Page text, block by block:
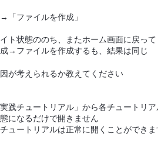
「ファイルを作成」
ト状態ののち、またホーム画面に戻っ
→ファイルを作成するも、結果は同じ
が考えられるか教えてください
践チュートリアル」から各チュートリ
になるだけで開きません
ュートリアルは正常に開くことができま